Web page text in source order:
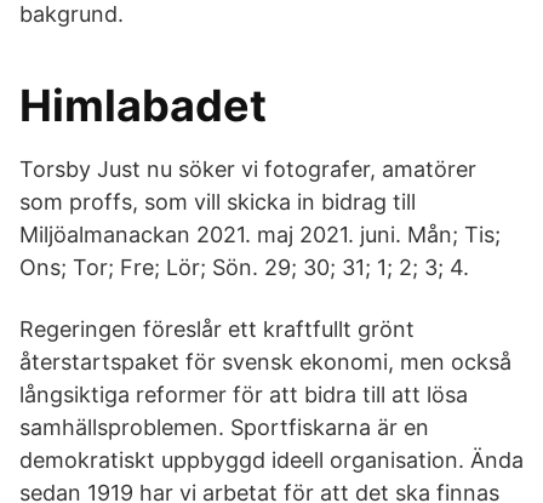
bakgrund.
Himlabadet
Torsby Just nu söker vi fotografer, amatörer
som proffs, som vill skicka in bidrag till
Miljöalmanackan 2021. maj 2021. juni. Mån; Tis;
Ons; Tor; Fre; Lör; Sön. 29; 30; 31; 1; 2; 3; 4.
Regeringen föreslår ett kraftfullt grönt
återstartspaket för svensk ekonomi, men också
långsiktiga reformer för att bidra till att lösa
samhällsproblemen. Sportfiskarna är en
demokratiskt uppbyggd ideell organisation. Ända
sedan 1919 har vi arbetat för att det ska finnas